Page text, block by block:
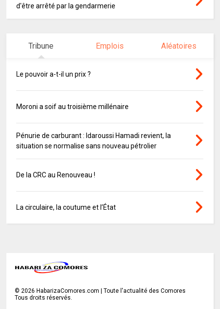
d'être arrêté par la gendarmerie
Tribune Emplois Aléatoires
Le pouvoir a-t-il un prix ?
Moroni a soif au troisième millénaire
Pénurie de carburant : Idaroussi Hamadi revient, la
situation se normalise sans nouveau pétrolier
De la CRC au Renouveau !
La circulaire, la coutume et l’État
©2026 HabarizaComores.com | Toute l'actualité des Comores
Tous droits réservés.